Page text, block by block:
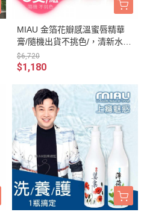
MIAU 金箔花瓣感溫蜜唇精華
膏/隨機出貨不挑色/，清新水亮
粉紅色澤 持久不掉色，充滿水
潤感
$6,720
$1,180